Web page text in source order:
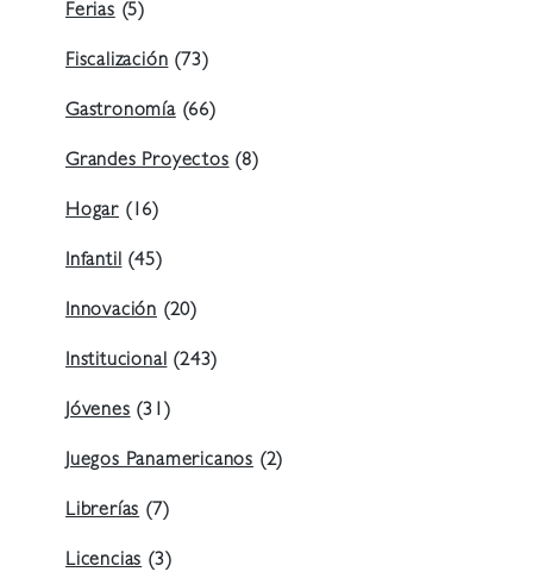
Ferias (5)
Fiscalización (73)
Gastronomía(66)
Grandes Proyectos (8)
Hogar (16)
Infantil (45)
Innovación (20)
Institucional (243)
Jóvenes (31)
Juegos Panamericanos (2)
Librerías (7)
Licencias (3)